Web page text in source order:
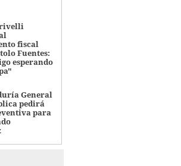
fiscal
Fuentes:
esperando
General
pedirá
para